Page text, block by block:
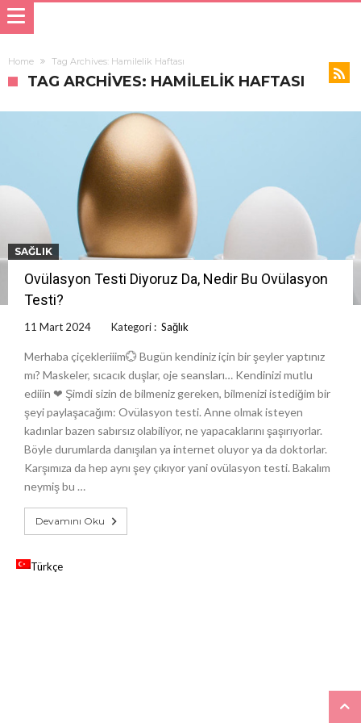
Home Tag Archives: Hamilelik Haftası
TAG ARCHIVES: HAMILELIK HAFTASI
SAĞLIK
Ovülasyon Testi Diyoruz Da, Nedir Bu Ovülasyon
Testi?
11 Mart 2024 Kategori : Sağlık
Merhaba çiçekleriiim💮 Bugün kendiniz için bir şeyler yaptınız
mı? Maskeler, sıcacık duşlar, oje seansları… Kendinizi mutlu
ediiin ❤ Şimdi sizin de bilmeniz gereken, bilmenizi istediğim bir
şeyi paylaşacağım: Ovülasyon testi. Anne olmak isteyen
kadınlar bazen sabırsız olabiliyor, ne yapacaklarını şaşırıyorlar.
Böyle durumlarda danışılan ya internet oluyor ya da doktorlar.
Karşımıza da hep aynı şey çıkıyor yani ovülasyon testi. Bakalım
neymiş bu …
Devamını Oku
Türkçe